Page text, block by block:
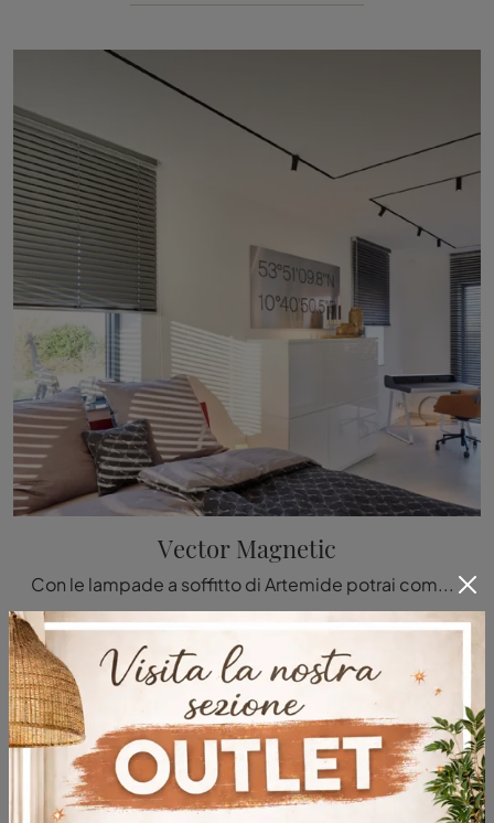
Vector Magnetic
Con le lampade a soffitto di Artemide potrai completare i tuoi interni: clicca e scopri Vector Magnetic!